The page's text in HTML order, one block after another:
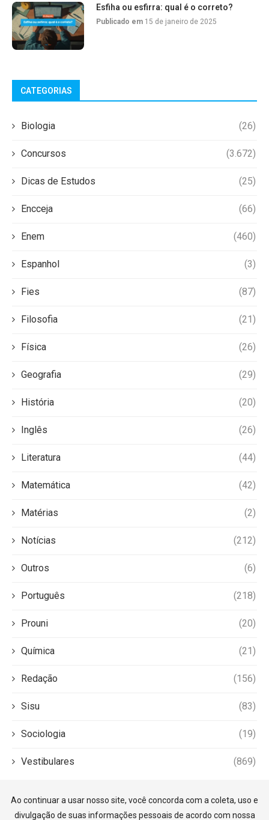
Esfiha ou esfirra: qual é o correto?
Publicado em 15 de janeiro de 2025
CATEGORIAS
Biologia (26)
Concursos (3.672)
Dicas de Estudos (25)
Encceja (66)
Enem (460)
Espanhol (3)
Fies (87)
Filosofia (21)
Física (26)
Geografia (29)
História (20)
Inglês (26)
Literatura (44)
Matemática (42)
Matérias (2)
Notícias (212)
Outros (6)
Português (218)
Prouni (20)
Química (21)
Redação (156)
Sisu (83)
Sociologia (19)
Vestibulares (869)
Ao continuar a usar nosso site, você concorda com a coleta, uso e
divulgação de suas informações pessoais de acordo com nossa